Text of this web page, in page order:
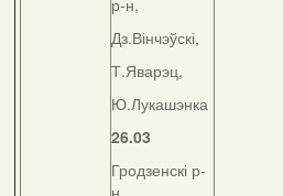
р-н,
Дз.Вінчэўскі,
Т.Яварэц,
Ю.Лукашэнка
26.03
Гродзенскі р-
н,